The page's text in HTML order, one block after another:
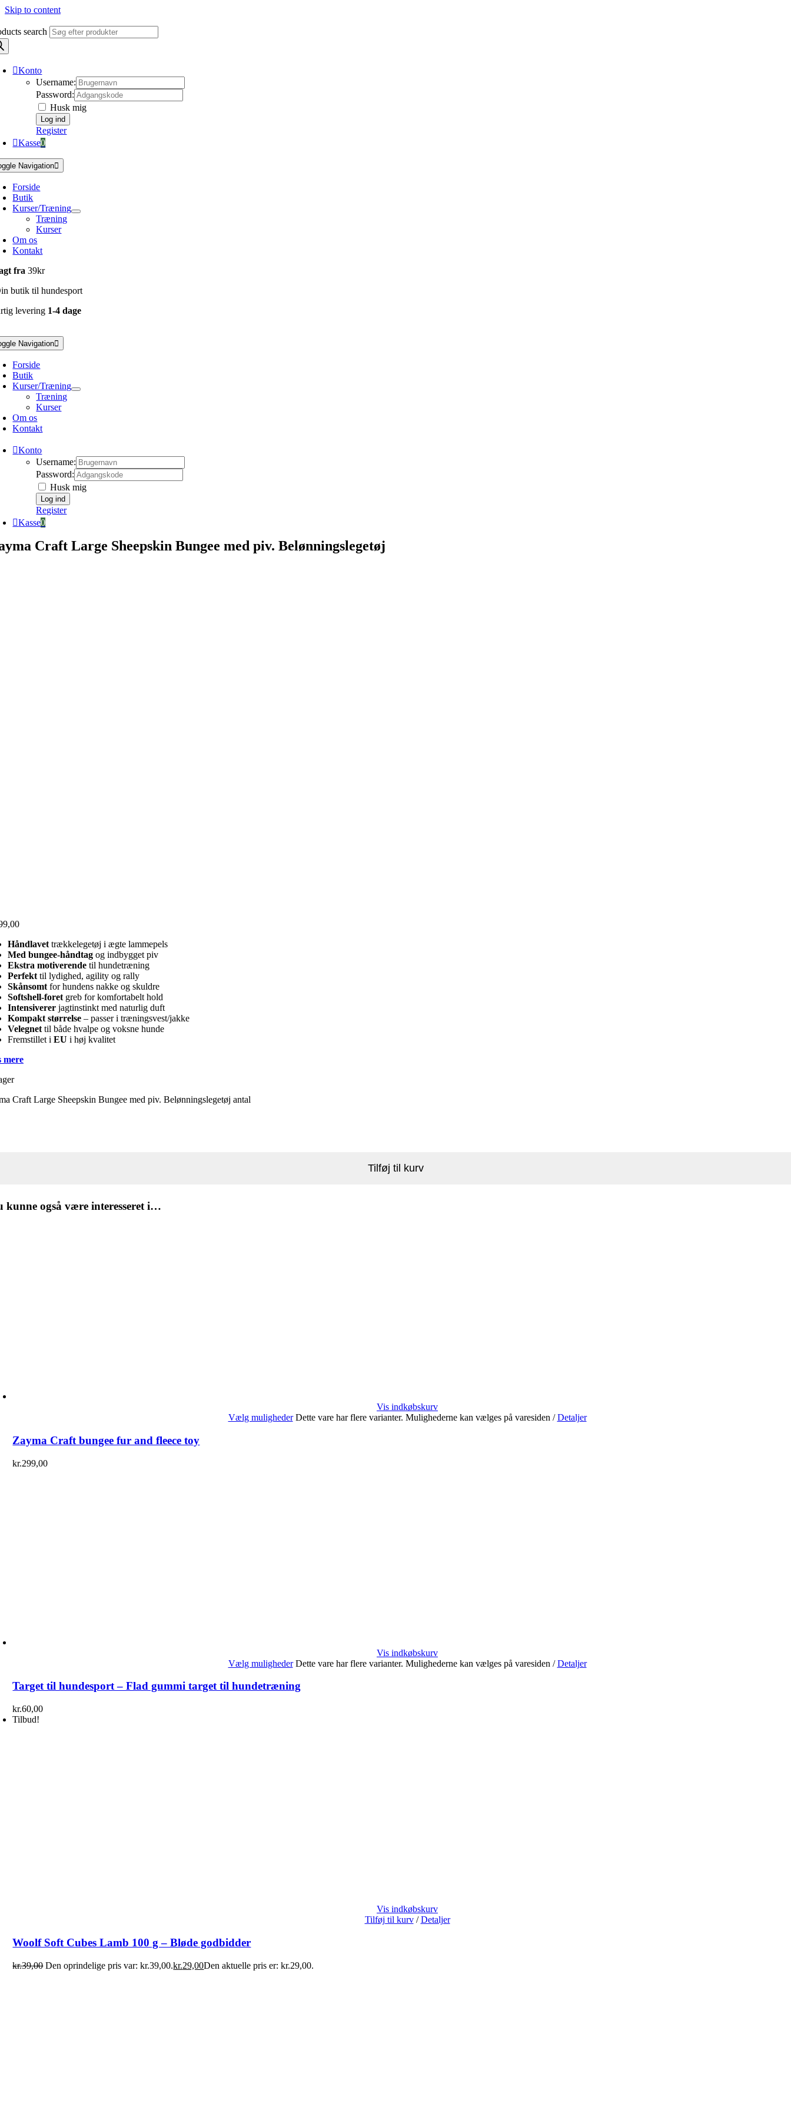
Skip to content
search
Konto
Username:
Password:
Husk mig
Register
Kasse0
Navigation
Forside
Butik
Kurser/Træning
Træning
Kurser
Om os
Kontakt
fra39kr
butik til hundesport
levering 1-4 dage
Navigation
Forside
Butik
Kurser/Træning
Træning
Kurser
Om os
Kontakt
Konto
Username:
Password:
Husk mig
Register
Kasse0
Craft Large Sheepskin Bungee med piv. Belønningslegetøj
Håndlavet trækkelegetøj i ægte lammepels
Med bungee-håndtag og indbygget piv
Ekstra motiverende til hundetræning
Perfekt til lydighed, agility og rally
Skånsomt for hundens nakke og skuldre
Softshell-foret greb for komfortabelt hold
Intensiverer jagtinstinkt med naturlig duft
Kompakt størrelse – passer i træningsvest/jakke
Velegnet til både hvalpe og voksne hunde
Fremstillet i EU i høj kvalitet
mere
Craft Large Sheepskin Bungee med piv. Belønningslegetøj antal
Tilføj til kurv
kunne også være interesseret i…
Vis indkøbskurv
Vælg muligheder Dette vare har flere varianter. Mulighederne kan vælges på varesiden / Detaljer
Zayma Craft bungee fur and fleece toy
kr.299,00
Vis indkøbskurv
Vælg muligheder Dette vare har flere varianter. Mulighederne kan vælges på varesiden / Detaljer
Target til hundesport – Flad gummi target til hundetræning
kr.60,00
Tilbud!
Vis indkøbskurv
Tilføj til kurv / Detaljer
Woolf Soft Cubes Lamb 100 g – Bløde godbidder
kr.39,00 Den oprindelige pris var: kr.39,00.kr.29,00Den aktuelle pris er: kr.29,00.